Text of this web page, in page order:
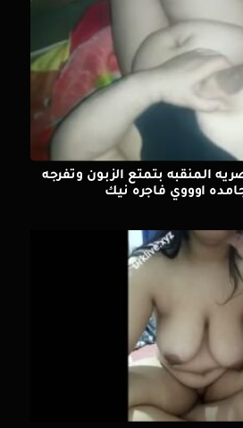
المنقبه بتمتع الزبون وتفرجه
اوووي فاجره نيك